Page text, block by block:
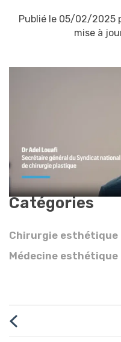
Publié le 05/02/2025
mise à
Catégories
Chirurgie esthétique
Médecine esthétique